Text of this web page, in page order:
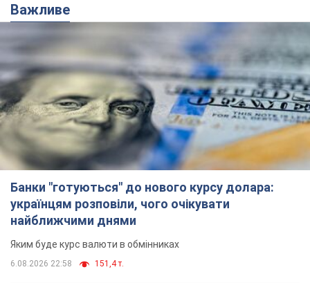
Важливе
Банки "готуються" до нового курсу долара:
українцям розповіли, чого очікувати
найближчими днями
Яким буде курс валюти в обмінниках
6.08.2026 22:58 151,4 т.